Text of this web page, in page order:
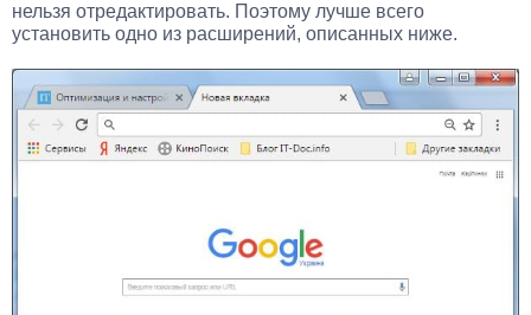
нельзя отредактировать. Поэтому лучше всего
установить одно из расширений, описанных ниже.